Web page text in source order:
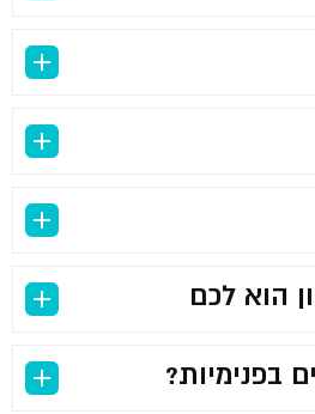
הוא לכם
בפנימיות?